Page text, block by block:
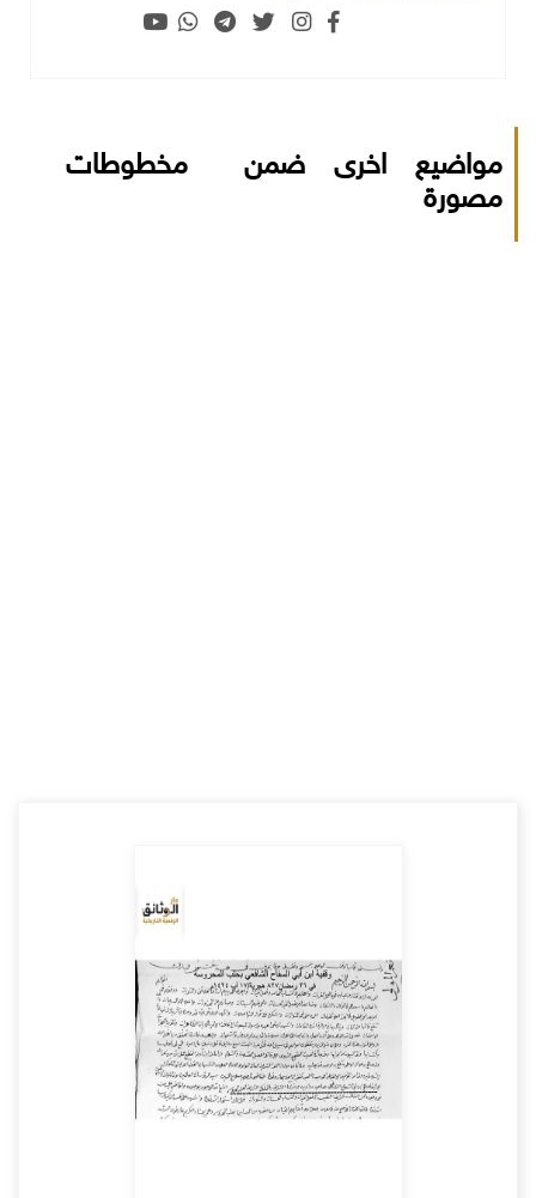
مواضيع اخرى ضمن مخطوطات
مصورة